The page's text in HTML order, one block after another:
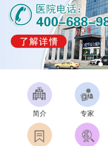
简介 专家